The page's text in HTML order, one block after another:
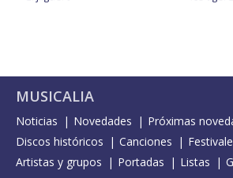
MUSICALIA
Noticias Novedades
Próximas
Discos históricos
Canciones
Artistas y grupos
Portadas Listas